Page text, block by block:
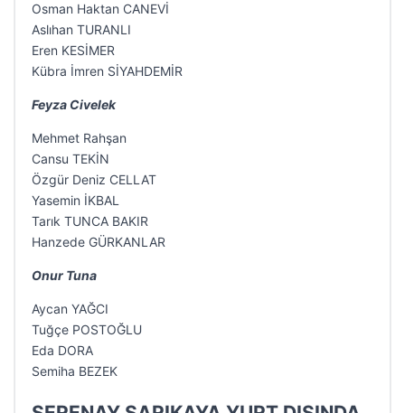
Osman Haktan CANEVİ
Aslıhan TURANLI
Eren KESİMER
Kübra İmren SİYAHDEMİR
Feyza Civelek
Mehmet Rahşan
Cansu TEKİN
Özgür Deniz CELLAT
Yasemin İKBAL
Tarık TUNCA BAKIR
Hanzede GÜRKANLAR
Onur Tuna
Aycan YAĞCI
Tuğçe POSTOĞLU
Eda DORA
Semiha BEZEK